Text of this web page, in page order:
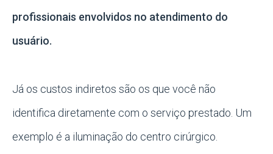
profissionais envolvidos no atendimento do
usuário.
Já os custos indiretos são os que você não
identifica diretamente com o serviço prestado. Um
exemplo é a iluminação do centro cirúrgico.